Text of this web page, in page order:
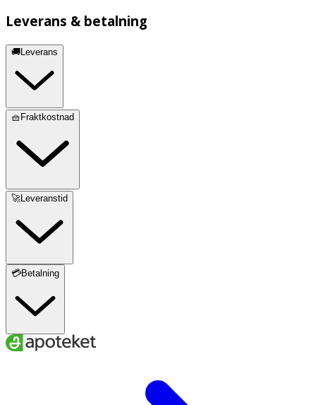
Leverans & betalning
🚚Leverans
🧺Fraktkostnad
🚀Leveranstid
💳Betalning